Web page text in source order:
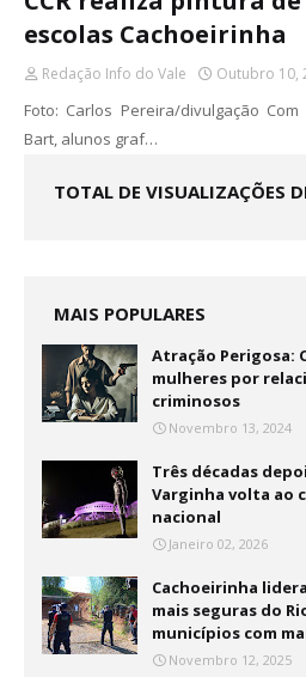
escolas Cachoeirinha
Redação Info do Vale Outubro 10,
Foto: Carlos Pereira/divulgação
Bart, alunos graf…
TOTAL DE VISUALIZAÇÕES
MAIS POPULARES
Atração Perigosa:
mulheres por
criminosos
Novembro 13, 2024
Três décadas
Varginha volta ao
nacional
Janeiro 02, 2026
Cachoeirinha
mais seguras do
municípios com
Novembro 12, 2025